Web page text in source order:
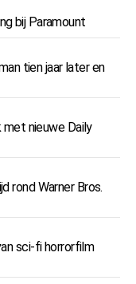
bij Paramount
tien jaar later en
nieuwe Daily
rond Warner Bros.
sci-fi horrorfilm